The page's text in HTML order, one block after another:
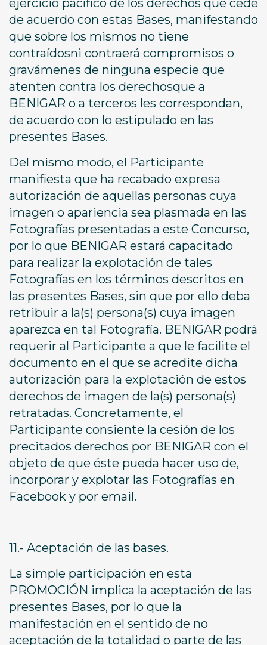
ejercicio pacífico de los derechos que cede
de acuerdo con estas Bases, manifestando
que sobre los mismos no tiene
contraídosni contraerá compromisos o
gravámenes de ninguna especie que
atenten contra los derechosque a
BENIGAR o a terceros les correspondan,
de acuerdo con lo estipulado en las
presentes Bases.
Del mismo modo, el Participante
manifiesta que ha recabado expresa
autorización de aquellas personas cuya
imagen o apariencia sea plasmada en las
Fotografías presentadas a este Concurso,
por lo que BENIGAR estará capacitado
para realizar la explotación de tales
Fotografías en los términos descritos en
las presentes Bases, sin que por ello deba
retribuir a la(s) persona(s) cuya imagen
aparezca en tal Fotografía. BENIGAR podrá
requerir al Participante a que le facilite el
documento en el que se acredite dicha
autorización para la explotación de estos
derechos de imagen de la(s) persona(s)
retratadas. Concretamente, el
Participante consiente la cesión de los
precitados derechos por BENIGAR con el
objeto de que éste pueda hacer uso de,
incorporar y explotar las Fotografías en
Facebook y por email.
11.- Aceptación de las bases.
La simple participación en esta
PROMOCIÓN implica la aceptación de las
presentes Bases, por lo que la
manifestación en el sentido de no
aceptación de la totalidad o parte de las